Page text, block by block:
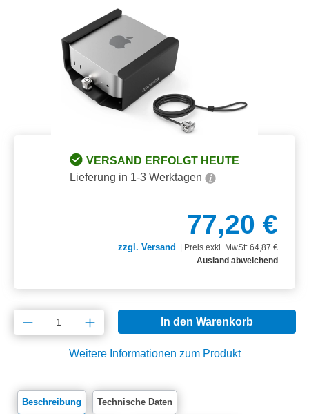
VERSAND ERFOLGT HEUTE
Lieferung in 1-3 Werktagen
77,20 €
zzgl. Versand
Preis exkl. MwSt: 64,87 €
Ausland abweichend
Produkt Anzahl: Gib den gewünschten
In den Warenkorb
Weitere Informationen zum Produkt
Beschreibung Technische Daten